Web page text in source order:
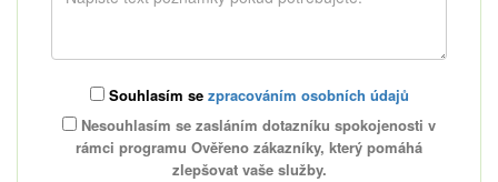
Souhlasím se zpracováním osobních údajů
Nesouhlasím se zasláním dotazníku spokojenosti v
rámci programu Ověřeno zákazníky, který pomáhá
zlepšovat vaše služby.